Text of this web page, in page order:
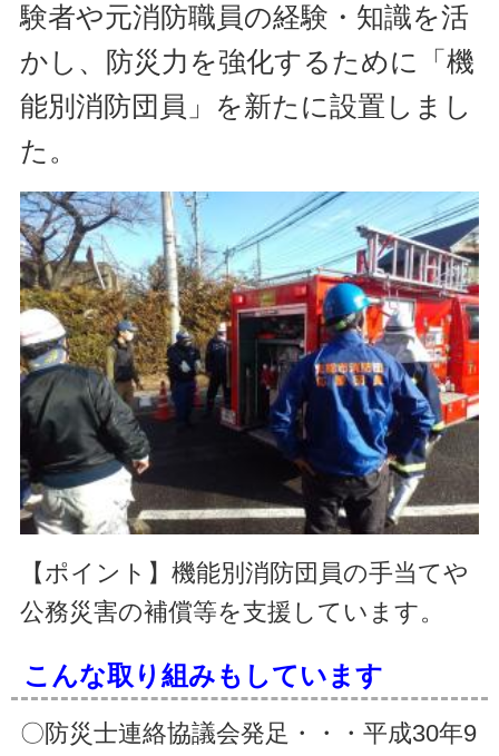
験者や元消防職員の経験・知識を活
かし、防災力を強化するために「機
能別消防団員」を新たに設置しまし
た。
【ポイント】機能別消防団員の手当てや
公務災害の補償等を支援しています。
こんな取り組みもしています
〇防災士連絡協議会発足・・・平成30年9